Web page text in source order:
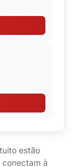
estão
conectam à